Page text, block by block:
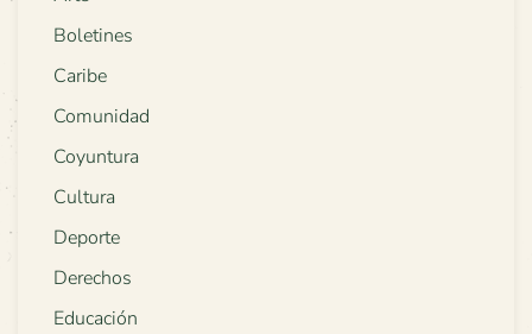
Boletines
Caribe
Comunidad
Coyuntura
Cultura
Deporte
Derechos
Educación